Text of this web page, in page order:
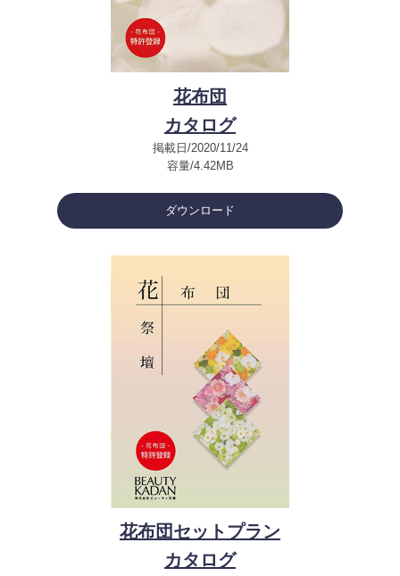
花布団
カタログ
掲載日/2020/11/24
容量/4.42MB
ダウンロード
花布団セットプラン
カタログ